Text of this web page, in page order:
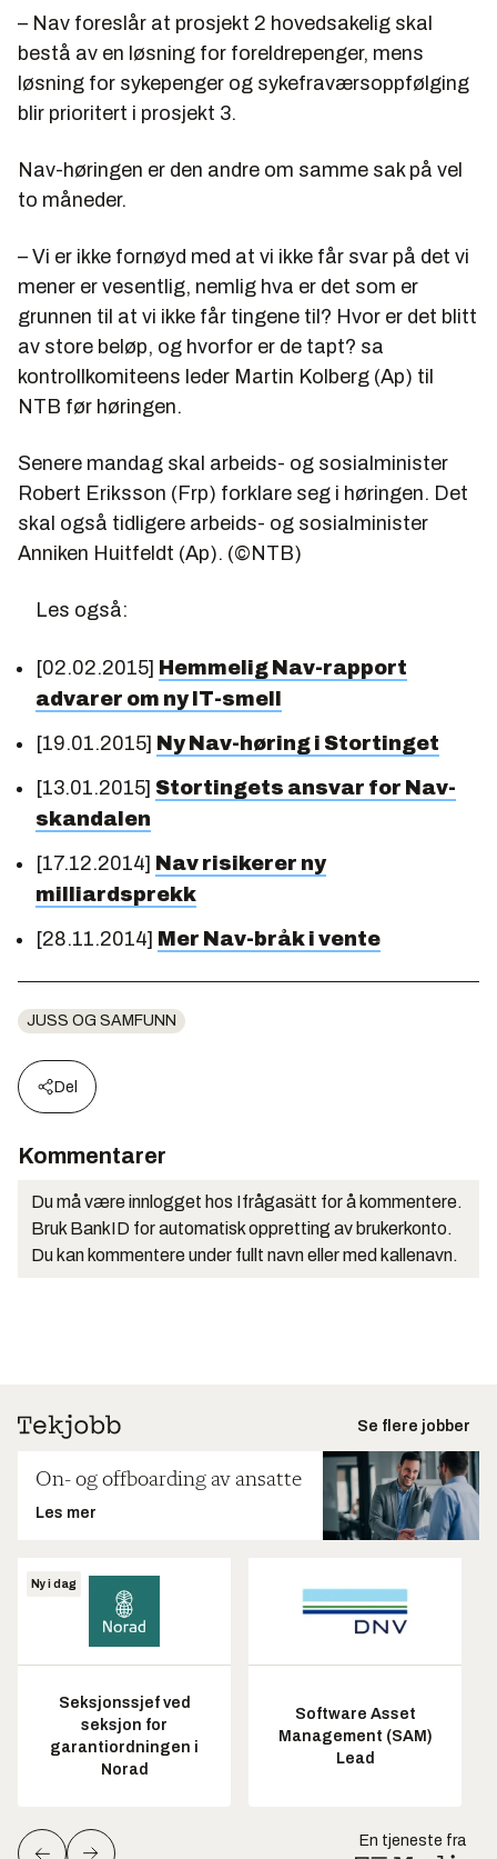
– Nav foreslår at prosjekt 2 hovedsakelig skal
bestå av en løsning for foreldrepenger, mens
løsning for sykepenger og sykefraværsoppfølging
blir prioritert i prosjekt 3.
Nav-høringen er den andre om samme sak på vel
to måneder.
– Vi er ikke fornøyd med at vi ikke får svar på det vi
mener er vesentlig, nemlig hva er det som er
grunnen til at vi ikke får tingene til? Hvor er det blitt
av store beløp, og hvorfor er de tapt? sa
kontrollkomiteens leder Martin Kolberg (Ap) til
NTB før høringen.
Senere mandag skal arbeids- og sosialminister
Robert Eriksson (Frp) forklare seg i høringen. Det
skal også tidligere arbeids- og sosialminister
Anniken Huitfeldt (Ap). (©NTB)
Les også:
[02.02.2015] Hemmelig Nav-rapport
advarer om ny IT-smell
[19.01.2015] Ny Nav-høring i Stortinget
[13.01.2015] Stortingets ansvar for Nav-
skandalen
[17.12.2014] Nav risikerer ny
milliardsprekk
[28.11.2014] Mer Nav-bråk i vente
JUSS OG SAMFUNN
Del
Kommentarer
Du må være innlogget hos Ifrågasätt for å kommentere.
Bruk BankID for automatisk oppretting av brukerkonto.
Du kan kommentere under fullt navn eller med kallenavn.
Se flere jobber
On- og offboarding av ansatte
Les mer
Ny i dag
Seksjonssjef ved
seksjon for
garantiordningen i
Norad
Software Asset
Management (SAM)
Lead
En tjeneste fra